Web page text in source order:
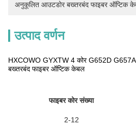
अनुकूलित आउटडोर बख्तरबंद फाइबर ऑप्टिक
उत्पाद वर्णन
HXCOWO GYXTW 4 कोर G652D G657A
बख्तरबंद फाइबर ऑप्टिक केबल
फाइबर कोर संख्या
2-12